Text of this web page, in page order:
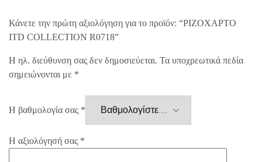
Κάνετε την πρώτη αξιολόγηση για το προϊόν: “ΡΙΖΟΧΑΡΤΟ
ITD COLLECTION R0718”
Η ηλ. διεύθυνση σας δεν δημοσιεύεται. Τα υποχρεωτικά πεδία
σημειώνονται με *
Η βαθμολογία σας *
Η αξιολόγησή σας *